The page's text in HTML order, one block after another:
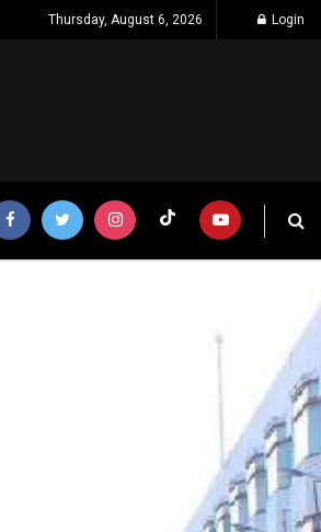
Thursday, August 6, 2026 Login